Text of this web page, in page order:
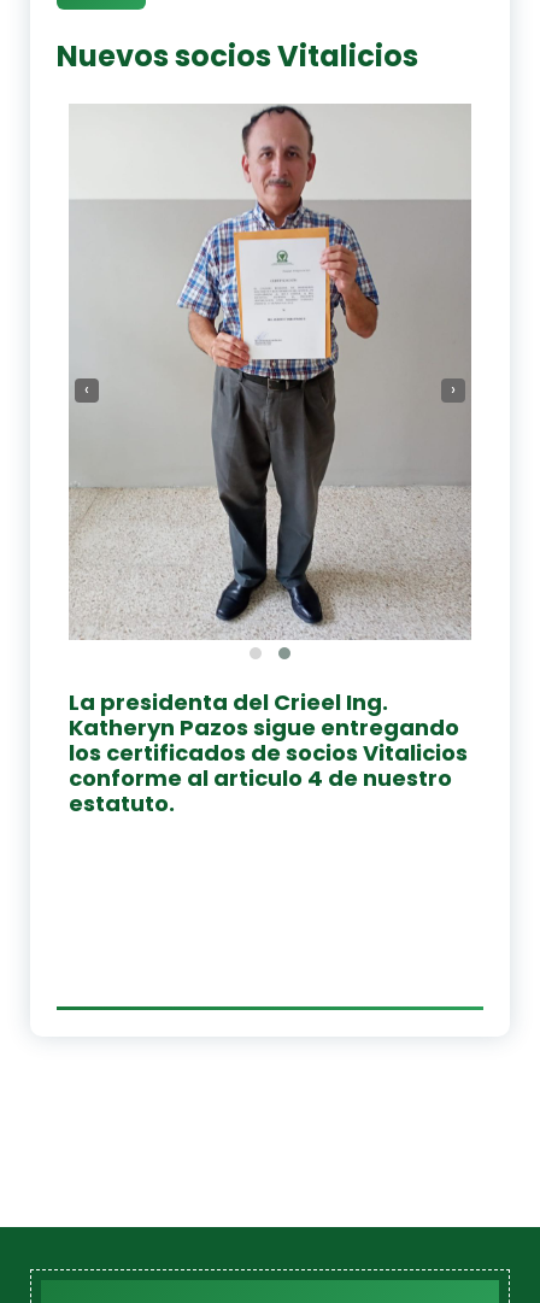
Nuevos socios Vitalicios
‹ ›
La presidenta del Crieel Ing.
Katheryn Pazos sigue entregando
los certificados de socios Vitalicios
conforme al articulo 4 de nuestro
estatuto.